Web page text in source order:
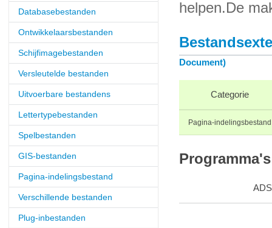
Databasebestanden
Ontwikkelaarsbestanden
Schijfimagebestanden
Versleutelde bestanden
Uitvoerbare bestandens
Lettertypebestanden
Spelbestanden
GIS-bestanden
Pagina-indelingsbestand
Verschillende bestanden
Plug-inbestanden
helpen.De
Document)
Categorie
Pagina-indelingsbestand
ADS